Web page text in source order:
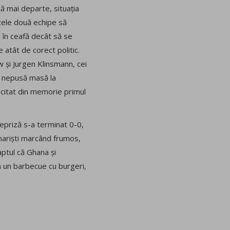
mai departe, situația
două echipe să
ceafă decât să se
atât de corect politic.
Jurgen Klinsmann, cei
masă la
din memorie primul
s-a terminat 0-0,
marcând frumos,
că Ghana și
barbecue cu burgeri,